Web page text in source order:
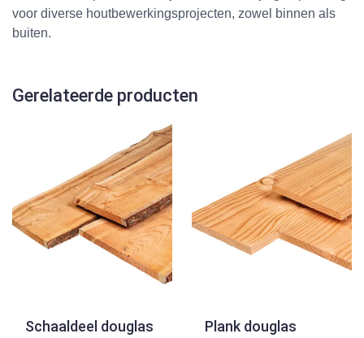
voor diverse houtbewerkingsprojecten, zowel binnen als
buiten.
Gerelateerde producten
Schaaldeel douglas
Plank douglas